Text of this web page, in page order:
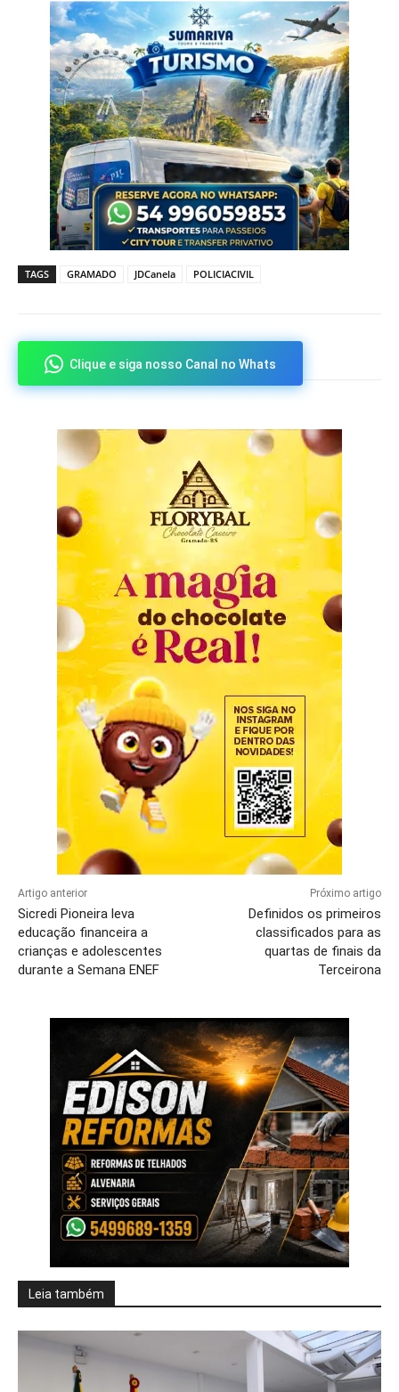
TAGS GRAMADO JDCanela POLICIACIVIL
Clique e siga nosso Canal no Whats
Artigo anterior
Sicredi Pioneira leva
educação financeira a
crianças e adolescentes
durante a Semana ENEF
Próximo artigo
Definidos os primeiros
classificados para as
quartas de finais da
Terceirona
Leia também